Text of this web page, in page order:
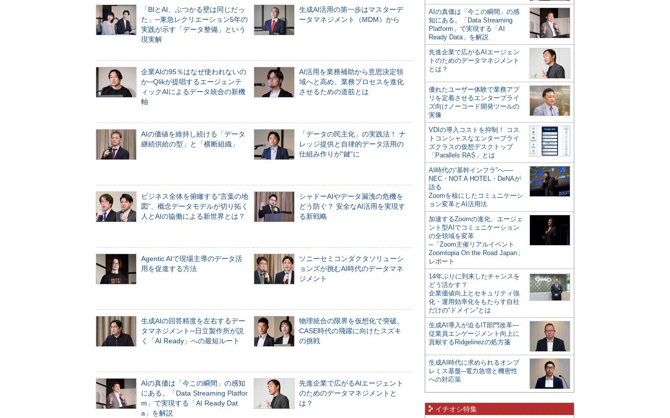
「BIとAI、ぶつかる壁は同じだっ
た」─東急レクリエーション5年の
実践が示す「データ整備」という
現実解
生成AI活用の第一歩はマスターデ
ータマネジメント（MDM）から
企業AIの95％はなぜ使われないの
か─Qlikが提唱するエージェンテ
ィックAIによるデータ統合の新機
軸
AI活用を業務補助から意思決定領
域へと高め、業務プロセスを進化
させるための道筋とは
AIの価値を維持し続ける「データ
継続供給の型」と「横断組織」
「データの民主化」の実践法！ ナ
レッジ提供と自律的データ活用の
仕組み作りが“鍵”に
ビジネス全体を俯瞰する“言葉の地
図”、概念データモデルが切り拓く
人とAIの協働による新世界とは？
シャドーAIやデータ漏洩の危機を
どう防ぐ？ 安全なAI活用を実現す
る新戦略
Agentic AIで現場主導のデータ活
用を促進する方法
ソニーセミコンダクタソリューシ
ョンズが挑むAI時代のデータマネ
ジメント
生成AIの回答精度を左右するデー
タマネジメント─日立製作所が説
く「AI Ready」への最短ルート
物理統合の限界を仮想化で突破。
CASE時代の飛躍に向けたスズキ
の挑戦
AIの真価は「今この瞬間」の感知
にある。「Data Streaming Platfor
m」で実現する「AI Ready Dat
a」を解説
先進企業で広がるAIエージェント
のためのデータマネジメントと
は？
AIの真価は「今この瞬間」の感
知にある。「Data Streaming
Platform」で実現する「AI
Ready Data」を解説
先進企業で広がるAIエージェン
トのためのデータマネジメント
とは？
優れたユーザー体験で業務アプ
リを定着させるエンタープライ
ズ向けノーコード開発ツールの
実像
VDIの導入コストを抑制！ コス
トコンシャスなエンタープライ
ズクラスの仮想デスクトップ
「Parallels RAS」とは
AI時代の“基幹インフラ”へ──
NEC・NOT A HOTEL・DeNAが
語る
Zoomを核にしたコミュニケーシ
ョン変革とAI活用法
加速するZoomの進化、エージェ
ント型AIでコミュニケーション
の全領域を変革
─「Zoom主催リアルイベント
Zoomtopia On the Road Japan」
レポート
14年ぶりに到来したチャンスを
どう活かす？
企業価値向上とセキュリティ強
化・運用効率化をもたらす自社
だけの“ドメイン”とは
生成AI導入が迫るIT部門改革―
従業員エンゲージメント向上に
貢献するRidgelinezの処方箋
生成AI時代に求められるオンプ
レミス基盤─電力急増と機密性
への対応策
イチオシ特集